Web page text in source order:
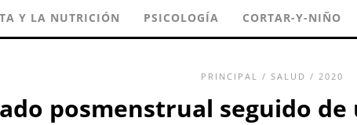
Y LA NUTRICIÓN PSICOLOGÍA CORTAR-Y-NIÑO
PRINCIPAL / SALUD / 2020
posmenstrual seguido